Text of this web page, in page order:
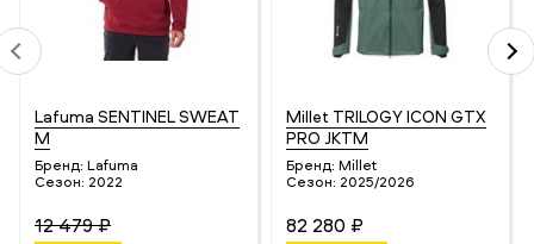
Lafuma SENTINEL SWEAT
M
Бренд: Lafuma
Сезон: 2022
12 479 ₽
Millet TRILOGY ICON GTX
PRO JKTM
Бренд: Millet
Сезон: 2025/2026
82 280 ₽